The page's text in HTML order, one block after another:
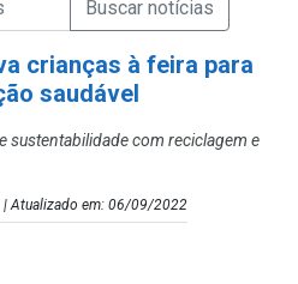
crianças à feira para
saudável
sustentabilidade com reciclagem e
Atualizado em: 06/09/2022